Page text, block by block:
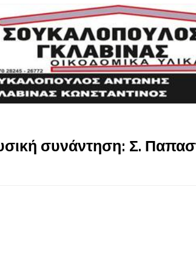
συνάντηση: Σ.